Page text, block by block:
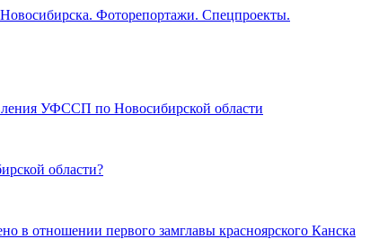
Фоторепортажи. Спецпроекты.
УФССП по Новосибирской области
области?
в отношении первого замглавы красноярского Канска